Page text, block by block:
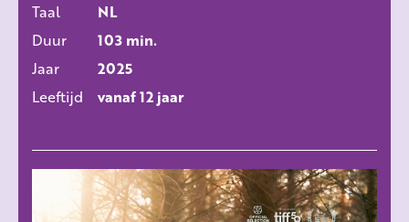
Taal
NL
Duur
103 min.
Jaar
2025
Leeftijd
vanaf 12 jaar